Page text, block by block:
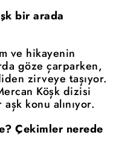
bir arada
ve hikayenin
göze çarparken,
zirveye taşıyor.
Köşk dizisi
konu alınıyor.
Çekimler nerede